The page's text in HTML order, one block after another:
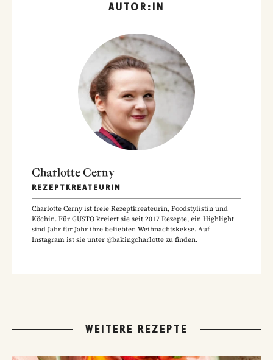
AUTOR:IN
Charlotte Cerny
REZEPTKREATEURIN
Charlotte Cerny ist freie Rezeptkreateurin, Foodstylistin und
Köchin. Für GUSTO kreiert sie seit 2017 Rezepte, ein Highlight
sind Jahr für Jahr ihre beliebten Weihnachtskekse. Auf
Instagram ist sie unter @bakingcharlotte zu finden.
WEITERE REZEPTE